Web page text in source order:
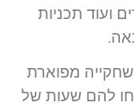
ועוד תכניות
מפוארת
להם שעות של